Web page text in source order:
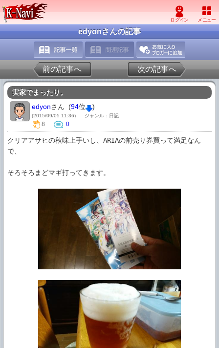
edyonさんの記事
前の記事へ 次の記事へ
実家でまったり。
edyonさん (94位 )
(2015/09/05 11:36) ジャンル：日記
8 0
クリアアサヒの秋味上手いし、ARIAの前売り券買って満足なん
で、
そろそろまどマギ打ってきます。